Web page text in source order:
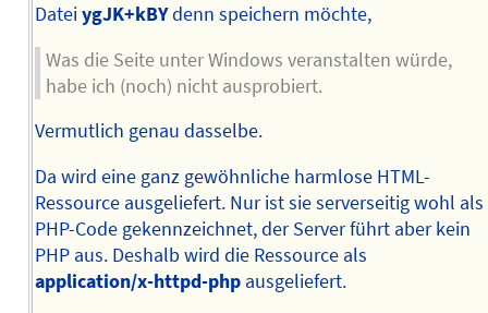
DateiygJK+kBYdenn speichern möchte,
Was die Seite unter Windows veranstalten würde,
habe ich (noch) nicht ausprobiert.
Vermutlich genau dasselbe.
Da wird eine ganz gewöhnliche harmlose HTML-
Ressource ausgeliefert. Nur ist sie serverseitig wohl als
PHP-Code gekennzeichnet, der Server führt aber kein
PHP aus. Deshalb wird die Ressource als
application/x-httpd-phpausgeliefert.